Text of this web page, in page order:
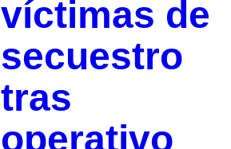
víctimas de
secuestro
tras
operativo